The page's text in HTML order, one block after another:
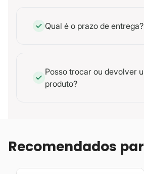
Qual é o prazo de entrega?
Posso trocar ou devolver
produto?
Recomendados